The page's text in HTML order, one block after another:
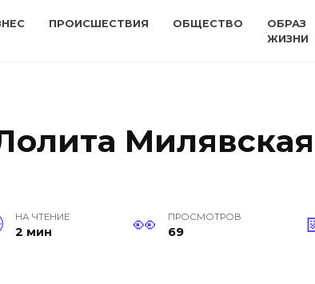
ПРОИСШЕСТВИЯ ОБЩЕСТВО
ОБРАЗ
ЖИЗНИ
НА ЧТЕНИЕ
2 мин
ПРОСМОТРОВ
69